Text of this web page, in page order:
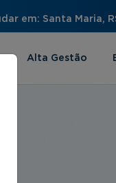
em: Santa Maria,
Alta Gestão